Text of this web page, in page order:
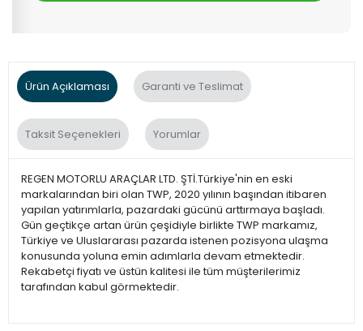
Ürün Açıklaması Garanti ve Teslimat
Taksit Seçenekleri Yorumlar
REGEN MOTORLU ARAÇLAR LTD. ŞTİ.Türkiye'nin en eski
markalarından biri olan TWP, 2020 yılının başından itibaren
yapılan yatırımlarla, pazardaki gücünü arttırmaya başladı.
Gün geçtikçe artan ürün çeşidiyle birlikte TWP markamız,
Türkiye ve Uluslararası pazarda istenen pozisyona ulaşma
konusunda yoluna emin adımlarla devam etmektedir.
Rekabetçi fiyatı ve üstün kalitesi ile tüm müşterilerimiz
tarafından kabul görmektedir.